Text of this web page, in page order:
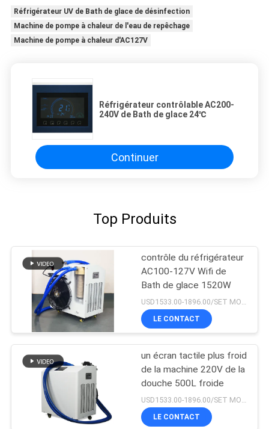
Réfrigérateur UV de Bath de glace de désinfection
Machine de pompe à chaleur de l'eau de repêchage
Machine de pompe à chaleur d'AC127V
Réfrigérateur contrôlable AC200-
240V de Bath de glace 24℃
Continuer
Top Produits
contrôle du réfrigérateur
AC100-127V Wifi de
Bath de glace 1520W
USD1533.00-1896.00/SET MOQ:1set
LE CONTACT
un écran tactile plus froid
de la machine 220V de la
douche 500L froide
LE CONTACT